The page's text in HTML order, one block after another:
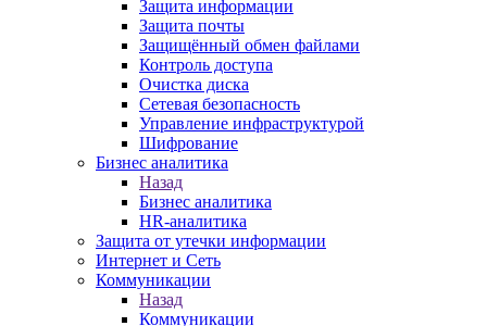
Защита информации
Защита почты
Защищённый обмен файлами
Контроль доступа
Очистка диска
Сетевая безопасность
Управление инфраструктурой
Шифрование
Бизнес аналитика
Назад
Бизнес аналитика
HR-аналитика
Защита от утечки информации
Интернет и Сеть
Коммуникации
Назад
Коммуникации